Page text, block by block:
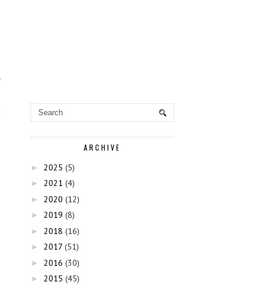
ARCHIVE
► 2025 (5)
► 2021 (4)
► 2020 (12)
► 2019 (8)
► 2018 (16)
► 2017 (51)
► 2016 (30)
► 2015 (45)